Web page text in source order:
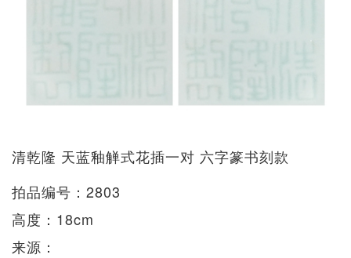
清乾隆 天蓝釉觯式花插一对 六字篆书刻款
拍品编号：2803
高度：18cm
来源：